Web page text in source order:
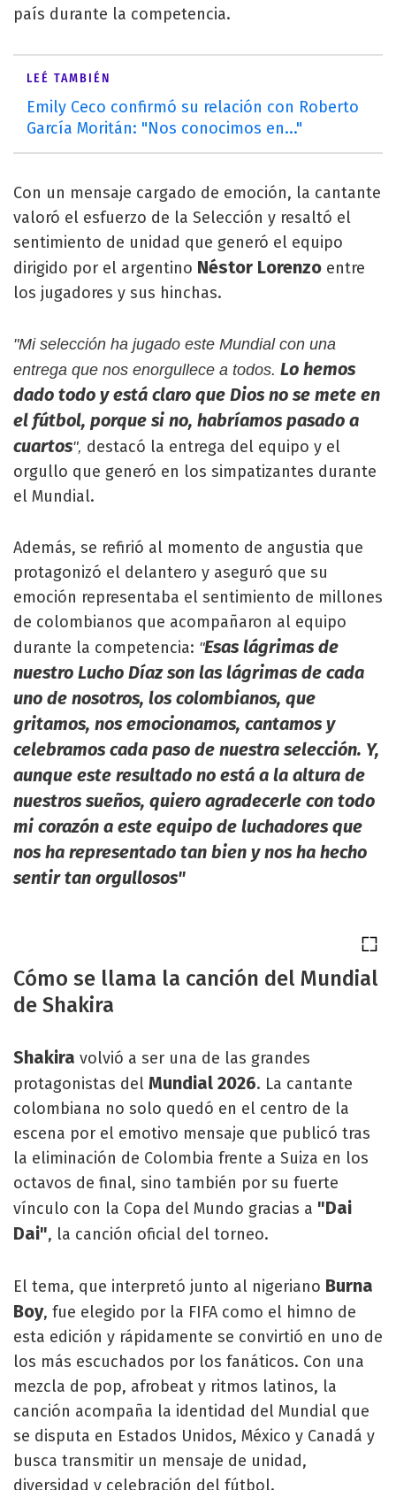
país durante la competencia.
LEÉ TAMBIÉN
Emily Ceco confirmó su relación con Roberto
García Moritán: "Nos conocimos en..."
Con un mensaje cargado de emoción, la cantante
valoró el esfuerzo de la Selección y resaltó el
sentimiento de unidad que generó el equipo
dirigido por el argentino Néstor Lorenzo entre
los jugadores y sus hinchas.
"Mi selección ha jugado este Mundial con una
entrega que nos enorgullece a todos. Lo hemos
dado todo y está claro que Dios no se mete en
el fútbol, porque si no, habríamos pasado a
cuartos", destacó la entrega del equipo y el
orgullo que generó en los simpatizantes durante
el Mundial.
Además, se refirió al momento de angustia que
protagonizó el delantero y aseguró que su
emoción representaba el sentimiento de millones
de colombianos que acompañaron al equipo
durante la competencia: "Esas lágrimas de
nuestro Lucho Díaz son las lágrimas de cada
uno de nosotros, los colombianos, que
gritamos, nos emocionamos, cantamos y
celebramos cada paso de nuestra selección. Y,
aunque este resultado no está a la altura de
nuestros sueños, quiero agradecerle con todo
mi corazón a este equipo de luchadores que
nos ha representado tan bien y nos ha hecho
sentir tan orgullosos"
Cómo se llama la canción del Mundial
de Shakira
Shakira volvió a ser una de las grandes
protagonistas del Mundial 2026. La cantante
colombiana no solo quedó en el centro de la
escena por el emotivo mensaje que publicó tras
la eliminación de Colombia frente a Suiza en los
octavos de final, sino también por su fuerte
vínculo con la Copa del Mundo gracias a "Dai
Dai", la canción oficial del torneo.
El tema, que interpretó junto al nigeriano Burna
Boy, fue elegido por la FIFA como el himno de
esta edición y rápidamente se convirtió en uno de
los más escuchados por los fanáticos. Con una
mezcla de pop, afrobeat y ritmos latinos, la
canción acompaña la identidad del Mundial que
se disputa en Estados Unidos, México y Canadá y
busca transmitir un mensaje de unidad,
diversidad y celebración del fútbol.